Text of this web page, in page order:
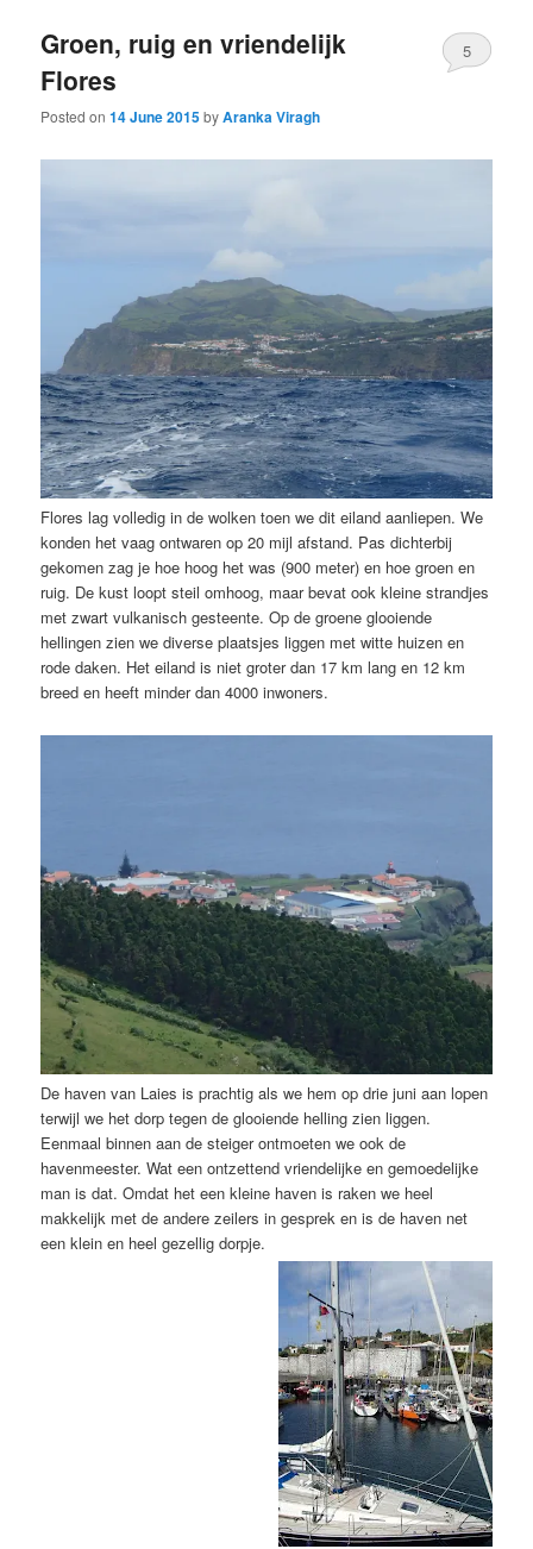
Groen, ruig en vriendelijk
Flores
Posted on14 June 2015byAranka Viragh
5
Flores lag volledig in de wolken toen we dit eiland aanliepen. We
konden het vaag ontwaren op 20 mijl afstand. Pas dichterbij
gekomen zag je hoe hoog het was (900 meter) en hoe groen en
ruig. De kust loopt steil omhoog, maar bevat ook kleine strandjes
met zwart vulkanisch gesteente. Op de groene glooiende
hellingen zien we diverse plaatsjes liggen met witte huizen en
rode daken. Het eiland is niet groter dan 17 km lang en 12 km
breed en heeft minder dan 4000 inwoners.
De haven van Laies is prachtig als we hem op drie juni aan lopen
terwijl we het dorp tegen de glooiende helling zien liggen.
Eenmaal binnen aan de steiger ontmoeten we ook de
havenmeester. Wat een ontzettend vriendelijke en gemoedelijke
man is dat. Omdat het een kleine haven is raken we heel
makkelijk met de andere zeilers in gesprek en is de haven net
een klein en heel gezellig dorpje.